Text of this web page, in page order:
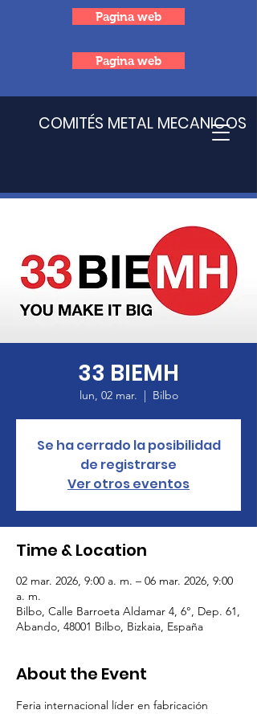
COMITÉS METAL MECANICOS
Pagina web
Pagina web
33 BIEMH
lun, 02 mar.
  |
Bilbo
Se ha cerrado la posibilidad
de registrarse
Ver otros eventos
Time & Location
02 mar. 2026, 9:00 a. m. – 06 mar. 2026, 9:00
a. m.
Bilbo, Calle Barroeta Aldamar 4, 6°, Dep. 61,
Abando, 48001 Bilbo, Bizkaia, España
About the Event
Feria internacional líder en fabricación